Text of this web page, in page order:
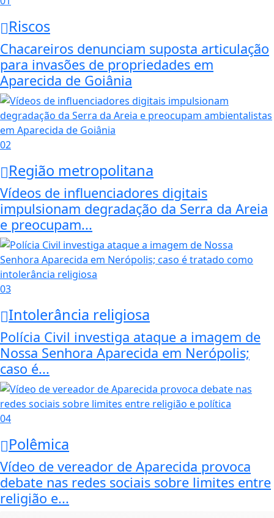
Riscos
Chacareiros denunciam suposta articulação
para invasões de propriedades em
Aparecida de Goiânia
02
Região metropolitana
Vídeos de influenciadores digitais
impulsionam degradação da Serra da Areia
e preocupam...
03
Intolerância religiosa
Polícia Civil investiga ataque a imagem de
Nossa Senhora Aparecida em Nerópolis;
caso é...
04
Polêmica
Vídeo de vereador de Aparecida provoca
debate nas redes sociais sobre limites entre
religião e...